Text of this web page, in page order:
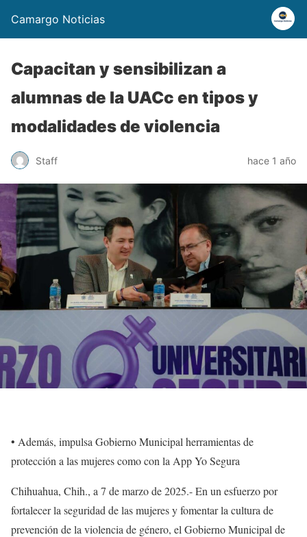
Camargo Noticias
Capacitan y sensibilizan a
alumnas de la UACc en tipos y
modalidades de violencia
Staff hace 1 año
•⁠ ⁠Además, impulsa Gobierno Municipal herramientas de
protección a las mujeres como con la App Yo Segura
Chihuahua, Chih., a 7 de marzo de 2025.- En un esfuerzo por
fortalecer la seguridad de las mujeres y fomentar la cultura de
prevención de la violencia de género, el Gobierno Municipal de